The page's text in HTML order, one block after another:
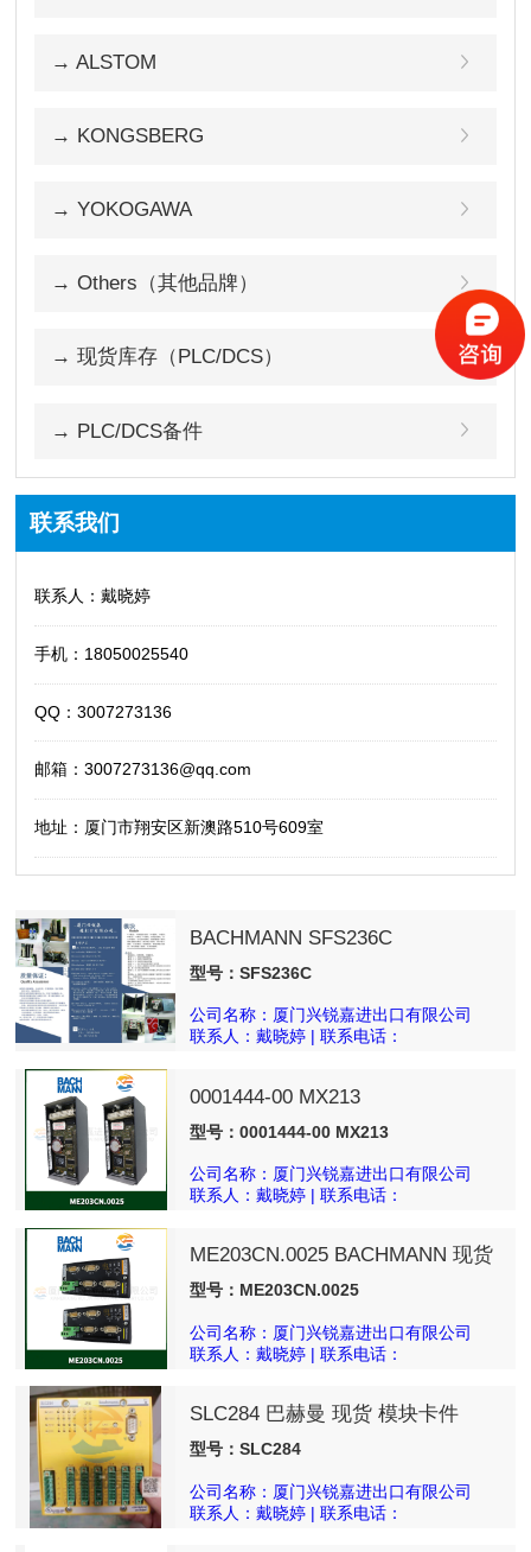
→ ALSTOM
→ KONGSBERG
→ YOKOGAWA
→ Others（其他品牌）
→ 现货库存（PLC/DCS）
→ PLC/DCS备件
联系我们
联系人：戴晓婷
手机：18050025540
QQ：3007273136
邮箱：3007273136@qq.com
地址：厦门市翔安区新澳路510号609室
BACHMANN SFS236C
型号：SFS236C
公司名称：厦门兴锐嘉进出口有限公司
联系人：戴晓婷 | 联系电话：
0001444-00 MX213
型号：0001444-00 MX213
公司名称：厦门兴锐嘉进出口有限公司
联系人：戴晓婷 | 联系电话：
ME203CN.0025 BACHMANN 现货
模块卡件
型号：ME203CN.0025
公司名称：厦门兴锐嘉进出口有限公司
联系人：戴晓婷 | 联系电话：
SLC284 巴赫曼 现货 模块卡件
型号：SLC284
公司名称：厦门兴锐嘉进出口有限公司
联系人：戴晓婷 | 联系电话：